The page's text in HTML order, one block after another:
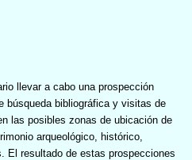
llevar a cabo una prospección
búsqueda bibliográfica y visitas de
las posibles zonas de ubicación de
arqueológico, histórico,
El resultado de estas prospecciones